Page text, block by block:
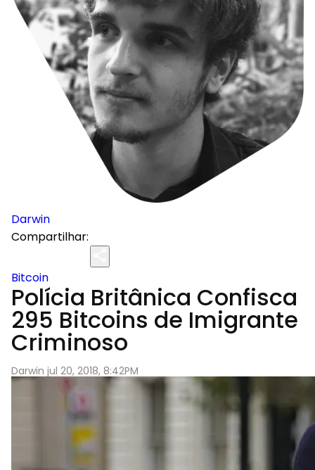
Darwin
Compartilhar:
Bitcoin
Polícia Britânica Confisca
295 Bitcoins de Imigrante
Criminoso
Darwin jul 20, 2018, 8:42PM